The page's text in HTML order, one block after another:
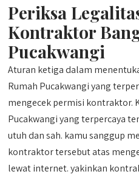
Periksa
Kontraktor
Pucakwangi
Aturan ketiga dalam
Rumah Pucakwangi yang
mengecek permisi kontraktor.
Pucakwangi yang terpercaya
utuh dan sah. kamu sanggup
kontraktor tersebut atas
lewat internet. yakinkan